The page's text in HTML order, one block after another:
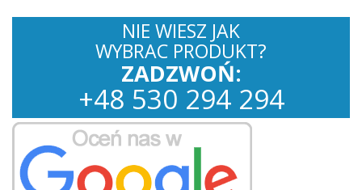
NIE WIESZ JAK
WYBRAC PRODUKT?
ZADZWOŃ:
+48 530 294 294